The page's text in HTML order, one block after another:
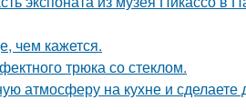
чем кажется.
трюка со стеклом.
атмосферу на кухне и